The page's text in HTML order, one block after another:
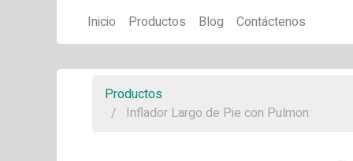
Inicio Productos Blog Contáctenos
Productos
Inflador Largo de Pie con Pulmon